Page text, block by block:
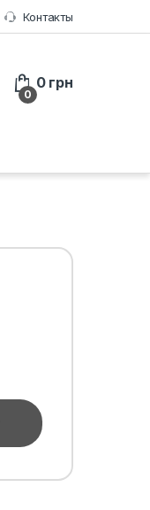
Контакты
0
0 грн